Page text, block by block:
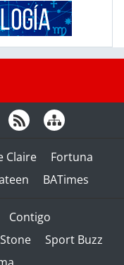
Claire
Fortuna
BATimes
Contigo
Sport Buzz